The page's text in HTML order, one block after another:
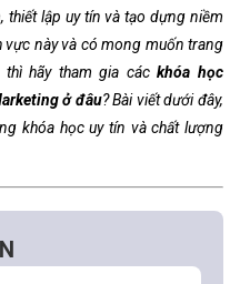
thiết lập uy tín và tạo dựng niềm
này và có mong muốn trang
thì hãy tham gia cáckhóa học
ở đâu? Bài viết dưới đây,
khóa học uy tín và chất lượng